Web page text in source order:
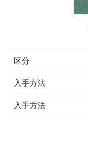
区分
入手方法
入手方法